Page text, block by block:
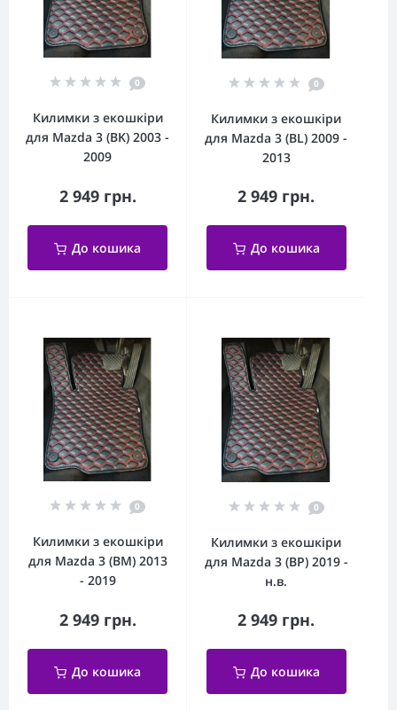
0
Килимки з екошкіри
для Mazda 3 (BK) 2003 -
2009
2 949 грн.
До кошика
0
Килимки з екошкіри
для Mazda 3 (BL) 2009 -
2013
2 949 грн.
До кошика
0
Килимки з екошкіри
для Mazda 3 (BM) 2013
- 2019
2 949 грн.
До кошика
0
Килимки з екошкіри
для Mazda 3 (BP) 2019 -
н.в.
2 949 грн.
До кошика